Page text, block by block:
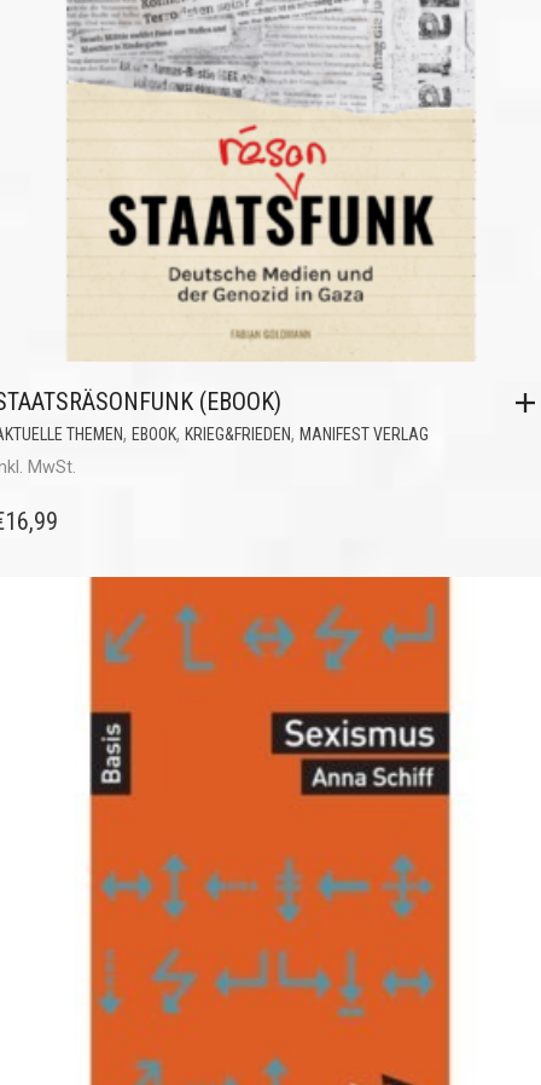
(EBOOK)
THEMEN, EBOOK, KRIEG&FRIEDEN, MANIFEST VERLAG
MwSt.
16,99